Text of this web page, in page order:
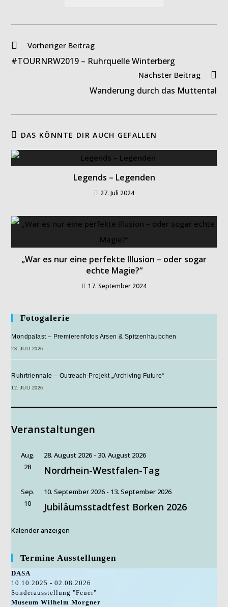
Weitere
ansehen
Vorheriger Beitrag
#TOURNRW2019 – Ruhrquelle Winterberg
Nächster Beitrag
Wanderung durch das Muttental
DAS KÖNNTE DIR AUCH GEFALLEN
Legends – Legenden
27. Juli 2024
„War es nur eine perfekte Illusion – oder sogar
echte Magie?“
17. September 2024
Fotogalerie
Mondpalast – Premierenfotos Arsen & Spitzenhäubchen
23. JULI 2026
Ruhrtriennale – Outreach-Projekt „Archiving Future“
12. JULI 2026
Veranstaltungen
Aug.
28
28. August 2026 -30. August 2026
Nordrhein-Westfalen-Tag
Sep.
10
10. September 2026 - 13. September 2026
Jubiläumsstadtfest Borken 2026
Kalender anzeigen
Termine Ausstellungen
DASA
10.10.2025 - 02.08.2026
Sonderausstellung "Feuer"
Museum Wilhelm Morgner